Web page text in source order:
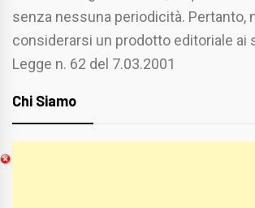
senza nessuna periodicità. Pertanto,
considerarsi un prodotto editoriale ai
Legge n. 62 del 7.03.2001
Chi Siamo